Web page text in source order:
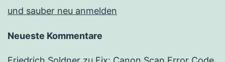
und sauber neu anmelden
Neueste Kommentare